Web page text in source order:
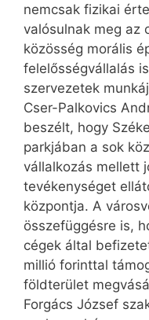
nemcsak fizikai
valósulnak meg az
közösség morális
felelősségvállalás
szervezetek
Cser-Palkovics
beszélt, hogy
parkjában a sok
vállalkozás mellett
tevékenységet
központja. A
összefüggésre is,
cégek által
millió forinttal
földterület
Forgács József